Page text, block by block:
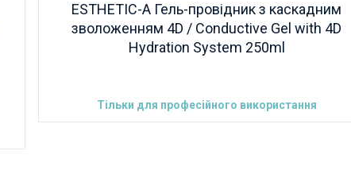
ESTHETIC-A Гель-провідник з каскадним
зволоженням 4D / Conductive Gel with 4D
Hydration System 250ml
Тільки для професійного використання